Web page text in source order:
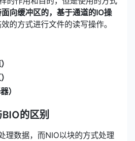
向缓冲区的，基于通道的IO操
的方式进行文件的读写操作。
）
的区别
理数据，而NIO以块的方式处理